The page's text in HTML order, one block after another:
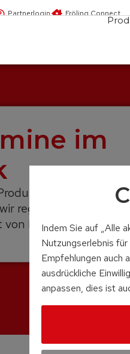
Partnerlogin Fröling Connect
im
und
regelmäßig an
von IhremIndem Sie auf „Alle
Nutzungserlebnis
Empfehlungen auch
ausdrückliche
anpassen, dies ist